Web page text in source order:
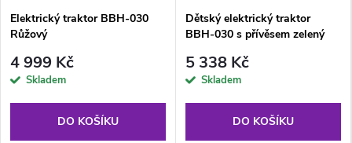
Elektrický traktor BBH-030
Růžový
4 999 Kč
Skladem
DO KOŠÍKU
Dětský elektrický traktor
BBH-030 s přívěsem zelený
5 338 Kč
Skladem
DO KOŠÍKU